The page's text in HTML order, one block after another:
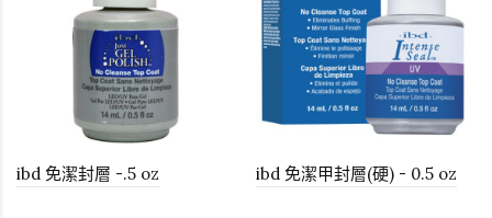
ibd 免潔封層 -.5 oz ibd 免潔甲封層(硬) - 0.5 oz